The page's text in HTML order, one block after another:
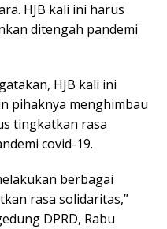
HJB kali ini harus
ditengah pandemi
HJB kali ini
pihaknya menghimbau
tingkatkan rasa
covid-19.
berbagai
rasa solidaritas,”
DPRD, Rabu